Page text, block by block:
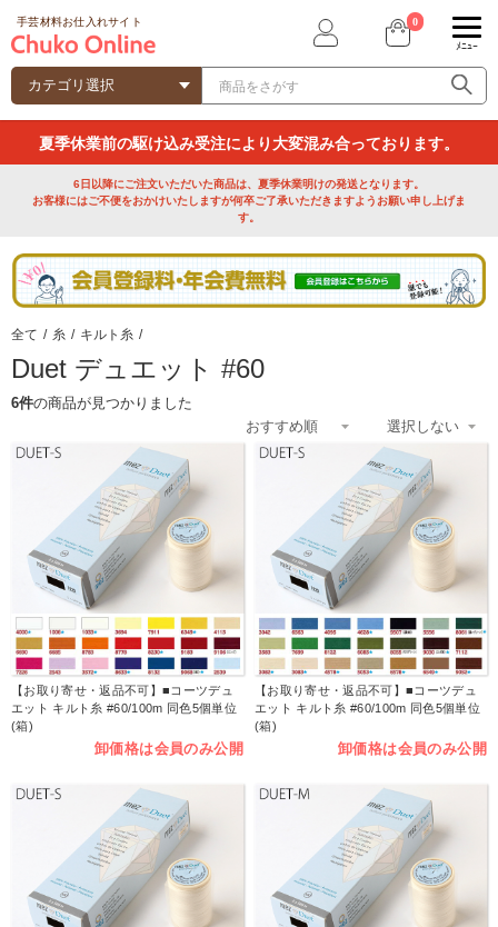
手芸材料お仕入れサイト 0
ﾒﾆｭｰ
夏季休業前の駆け込み受注により大変混み合っております。
6日以降にご注文いただいた商品は、夏季休業明けの発送となります。
お客様にはご不便をおかけいたしますが何卒ご了承いただきますようお願い申し上げま
す。
全て / 糸 / キルト糸 /
Duet デュエット #60
6件の商品が見つかりました
【お取り寄せ・返品不可】■コーツデュ
エット キルト糸 #60/100m 同色5個単位
(箱)
卸価格は会員のみ公開
【お取り寄せ・返品不可】■コーツデュ
エット キルト糸 #60/100m 同色5個単位
(箱)
卸価格は会員のみ公開